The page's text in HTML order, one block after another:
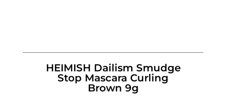
HEIMISH Dailism Smudge
Stop Mascara Curling
Brown 9g